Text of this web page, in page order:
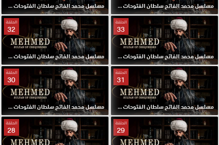
مسلسل محمد الفاتح سلطان الفتوحات مترجم الحلقة 35 HD مسلسل محمد الفاتح سلطان الفتوحات مترجم الحلقة 34 HD
الحلقة
33
مسلسل محمد الفاتح سلطان الفتوحات مترجم الحلقة 33 HD
الحلقة
32
مسلسل محمد الفاتح سلطان الفتوحات مترجم الحلقة 32 HD
الحلقة
31
مسلسل محمد الفاتح سلطان الفتوحات مترجم الحلقة 31 HD
الحلقة
30
مسلسل محمد الفاتح سلطان الفتوحات مترجم الحلقة 30 HD
الحلقة
29
الحلقة
28